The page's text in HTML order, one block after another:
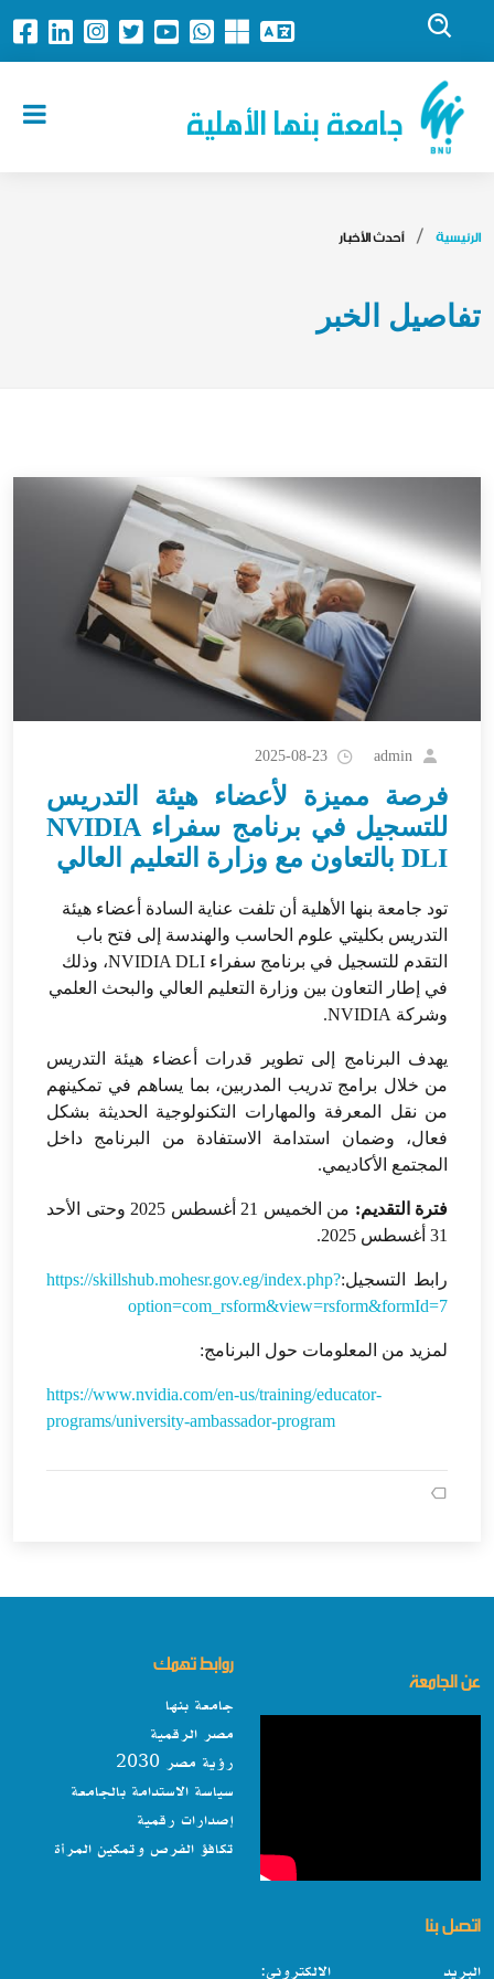
جامعة بنها الأهلية
الرئيسية أحدث الأخبار
تفاصيل الخبر
admin
2025-08-23
فرصة مميزة لأعضاء هيئة التدريس
للتسجيل في برنامج سفراء NVIDIA
DLI بالتعاون مع وزارة التعليم العالي
تود جامعة بنها الأهلية أن تلفت عناية السادة أعضاء هيئة
التدريس بكليتي علوم الحاسب والهندسة إلى فتح باب
التقدم للتسجيل في برنامج سفراء NVIDIA DLI، وذلك
في إطار التعاون بين وزارة التعليم العالي والبحث العلمي
وشركة NVIDIA.
يهدف البرنامج إلى تطوير قدرات أعضاء هيئة التدريس
من خلال برامج تدريب المدربين، بما يساهم في تمكينهم
من نقل المعرفة والمهارات التكنولوجية الحديثة بشكل
فعال، وضمان استدامة الاستفادة من البرنامج داخل
المجتمع الأكاديمي.
فترة التقديم:
من الخميس 21 أغسطس 2025 وحتى الأحد
31 أغسطس 2025.
رابط التسجيل:https://skillshub.mohesr.gov.eg/index.php?
option=com_rsform&view=rsform&formId=7
لمزيد من المعلومات حول البرنامج:
https://www.nvidia.com/en-us/training/educator-
programs/university-ambassador-program
عن الجامعة
روابط تهمك
جامعة بنها
مصر الرقمية
رؤية مصر 2030
سياسة الاستدامة بالجامعة
إصدارات رقمية
تكافؤ الفرص وتمكين المرأة
اتصل بنا
البريد الالكتروني: